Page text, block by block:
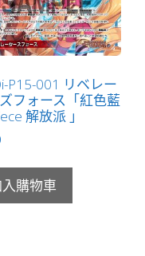
P15-001 リベレー
フォース「紅色藍
解放派 」
購物車